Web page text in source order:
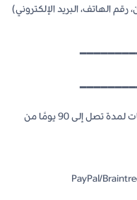
الهاتف، البريد الإلكتروني)
قد تحتفظ prettyprofessional ببعض البيانات لمدة تصل إلى 90 يومًا من